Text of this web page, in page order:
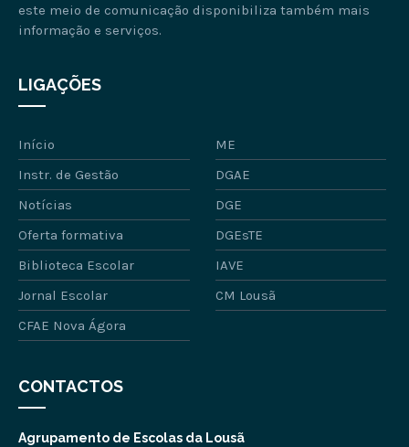
este meio de comunicação disponibiliza também mais
informação e serviços.
LIGAÇÕES
Início
ME
Instr. de Gestão
DGAE
Notícias
DGE
Oferta formativa
DGEsTE
Biblioteca Escolar
IAVE
Jornal Escolar
CM Lousã
CFAE Nova Ágora
CONTACTOS
Agrupamento de Escolas da Lousã